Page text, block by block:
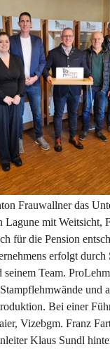
Frauwallner das
Lagune mit Weitsicht,
für die Pension
erfolgt durch
seinem Team.
und
Bei einer
Vizebgm. Franz
Klaus Sundl